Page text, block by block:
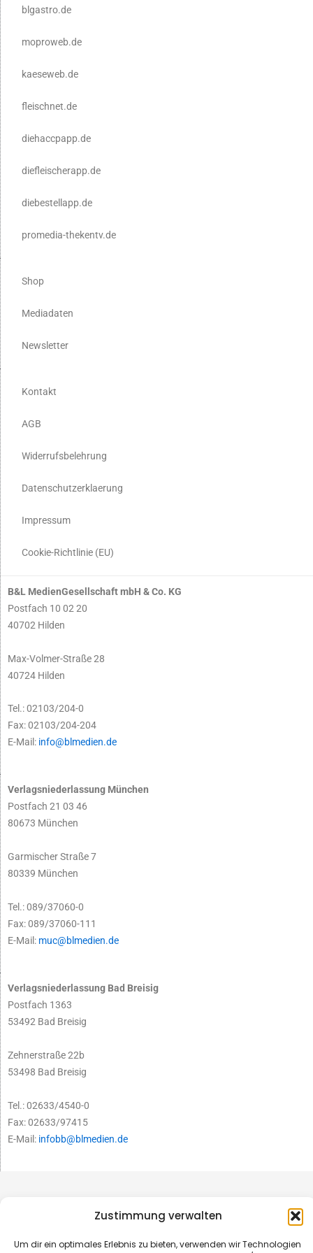
Zustimmung verwalten
Um dir ein optimales Erlebnis zu bieten, verwenden wir Technologien
blgastro.de
moproweb.de
kaeseweb.de
fleischnet.de
diehaccpapp.de
diefleischerapp.de
diebestellapp.de
promedia-thekentv.de
Shop
Mediadaten
Newsletter
Kontakt
AGB
Widerrufsbelehrung
Datenschutzerklaerung
Impressum
Cookie-Richtlinie (EU)
B&L MedienGesellschaft mbH & Co. KG
Postfach 10 02 20
40702 Hilden
Max-Volmer-Straße 28
40724 Hilden
Tel.: 02103/204-0
Fax: 02103/204-204
E-Mail: info@blmedien.de
Verlagsniederlassung München
Postfach 21 03 46
80673 München
Garmischer Straße 7
80339 München
Tel.: 089/37060-0
Fax: 089/37060-111
E-Mail: muc@blmedien.de
Verlagsniederlassung Bad Breisig
Postfach 1363
53492 Bad Breisig
Zehnerstraße 22b
53498 Bad Breisig
Tel.: 02633/4540-0
Fax: 02633/97415
E-Mail: infobb@blmedien.de